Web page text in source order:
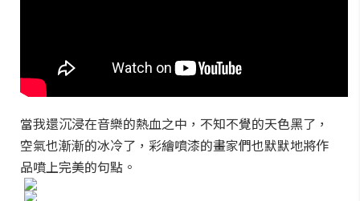
當我還沉浸在音樂的熱血之中，不知不覺的天色黑了，
空氣也漸漸的冰冷了，彩繪噴漆的畫家們也默默地將作
品噴上完美的句點。